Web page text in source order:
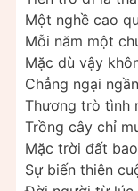
Một nghề cao
Mỗi năm một
Mặc dù vậy
Chẳng ngại
Thương trò tình
Trồng cây chỉ
Mặc trời đất
Sự biến thiên